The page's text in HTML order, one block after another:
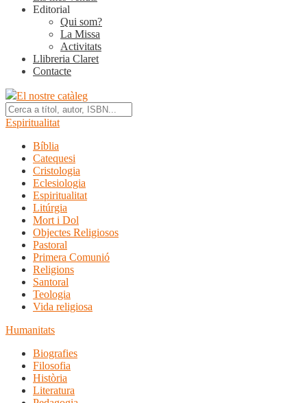
Editorial
Qui som?
La Missa
Activitats
Llibreria Claret
Contacte
El nostre catàleg
Espiritualitat
Bíblia
Catequesi
Cristologia
Eclesiologia
Espiritualitat
Litúrgia
Mort i Dol
Objectes Religiosos
Pastoral
Primera Comunió
Religions
Santoral
Teologia
Vida religiosa
Humanitats
Biografies
Filosofia
Història
Literatura